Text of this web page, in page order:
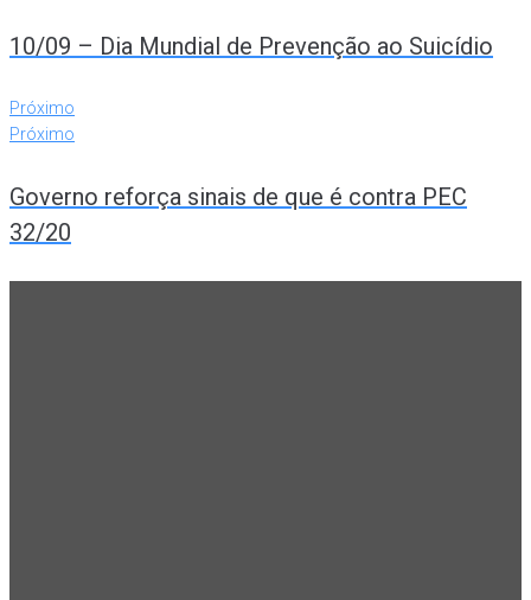
10/09 – Dia Mundial de Prevenção ao Suicídio
Próximo
Próximo
Governo reforça sinais de que é contra PEC
32/20